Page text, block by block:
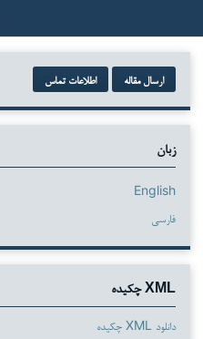
ارسال مقاله اطلاعات تماس
زبان
English
فارسی
XML چکیده
دانلود XML چکیده